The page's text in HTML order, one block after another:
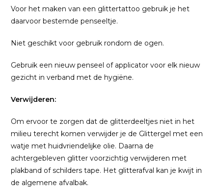
Voor het maken van een glittertattoo gebruik je het
daarvoor bestemde penseeltje.
Niet geschikt voor gebruik rondom de ogen.
Gebruik een nieuw penseel of applicator voor elk nieuw
gezicht in verband met de hygiëne.
Verwijderen:
Om ervoor te zorgen dat de glitterdeeltjes niet in het
milieu terecht komen verwijder je de Glittergel met een
watje met huidvriendelijke olie. Daarna de
achtergebleven glitter voorzichtig verwijderen met
plakband of schilders tape. Het glitterafval kan je kwijt in
de algemene afvalbak.